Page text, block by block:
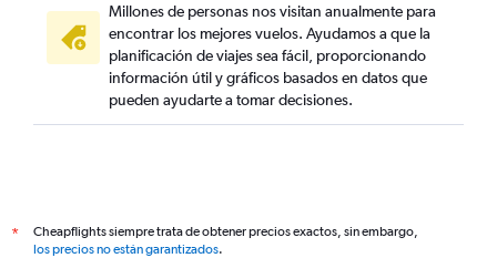
Millones de personas nos visitan anualmente para
encontrar los mejores vuelos. Ayudamos a que la
planificación de viajes sea fácil, proporcionando
información útil y gráficos basados en datos que
pueden ayudarte a tomar decisiones.
*
Cheapflights siempre trata de obtener precios exactos, sin embargo,
los precios no están garantizados.